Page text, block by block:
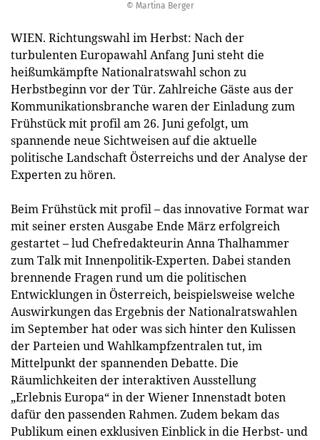
© Martina Berger
WIEN. Richtungswahl im Herbst: Nach der
turbulenten Europawahl Anfang Juni steht die
heißumkämpfte Nationalratswahl schon zu
Herbstbeginn vor der Tür. Zahlreiche Gäste aus der
Kommunikationsbranche waren der Einladung zum
Frühstück mit profil am 26. Juni gefolgt, um
spannende neue Sichtweisen auf die aktuelle
politische Landschaft Österreichs und der Analyse der
Experten zu hören.
Beim Frühstück mit profil – das innovative Format war
mit seiner ersten Ausgabe Ende März erfolgreich
gestartet – lud Chefredakteurin Anna Thalhammer
zum Talk mit Innenpolitik-Experten. Dabei standen
brennende Fragen rund um die politischen
Entwicklungen in Österreich, beispielsweise welche
Auswirkungen das Ergebnis der Nationalratswahlen
im September hat oder was sich hinter den Kulissen
der Parteien und Wahlkampfzentralen tut, im
Mittelpunkt der spannenden Debatte. Die
Räumlichkeiten der interaktiven Ausstellung
„Erlebnis Europa“ in der Wiener Innenstadt boten
dafür den passenden Rahmen. Zudem bekam das
Publikum einen exklusiven Einblick in die Herbst- und